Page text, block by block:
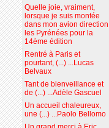
Quelle joie, vraiment,
lorsque je suis montée
dans mon avion direction
les Pyrénées pour la
14ème édition
Rentré à Paris et
pourtant, (...) ...Lucas
Belvaux
Tant de bienveillance et
de (...) ...Adèle Gascuel
Un accueil chaleureux,
une (...) ...Paolo Bellomo